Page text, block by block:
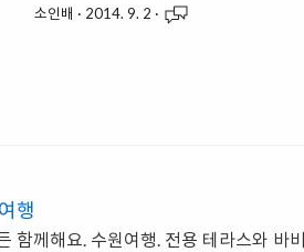
소인배 · 2014. 9. 2 ·
행
함께해요. 수원여행. 전용 테라스와 바